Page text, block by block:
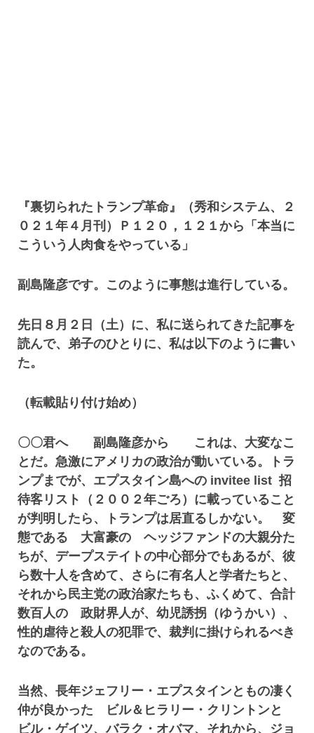
『裏切られたトランプ革命』（秀和システム、２
０２１年４月刊）Ｐ１２０，１２１から「本当に
こういう人肉食をやっている」
副島隆彦です。このように事態は進行している。
先日８月２日（土）に、私に送られてきた記事を
読んで、弟子のひとりに、私は以下のように書い
た。
（転載貼り付け始め）
〇〇君へ 副島隆彦から これは、大変なこ
とだ。急激にアメリカの政治が動いている。トラ
ンプまでが、エプスタイン島への invitee list 招
待客リスト（２００２年ごろ）に載っていること
が判明したら、トランプは居直るしかない。 変
態である 大富豪の ヘッジファンドの大親分た
ちが、デープステイトの中心部分でもあるが、彼
ら数十人を含めて、さらに有名人と学者たちと、
それから民主党の政治家たちも、ふくめて、合計
数百人の 政財界人が、幼児誘拐（ゆうかい）、
性的虐待と殺人の犯罪で、裁判に掛けられるべき
なのである。
当然、長年ジェフリー・エプスタインともの凄く
仲が良かった ビル＆ヒラリー・クリントンと
ビル・ゲイツ、バラク・オバマ、それから、ジョ